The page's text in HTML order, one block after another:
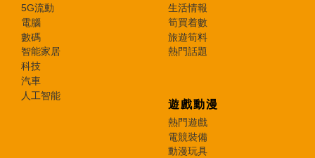
5G流動
電腦
數碼
智能家居
科技
汽車
人工智能
生活情報
筍買着數
旅遊筍料
熱門話題
遊戲動漫
熱門遊戲
電競裝備
動漫玩具